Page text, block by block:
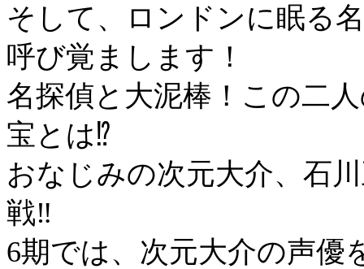
そして、ロンドンに眠る
呼び覚まします！
名探偵と大泥棒！この二
宝とは⁉
おなじみの次元大介、石
戦‼
6期では、次元大介の声優